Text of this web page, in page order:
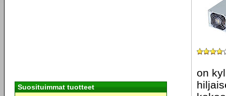
on
Suosituimmat tuotteet